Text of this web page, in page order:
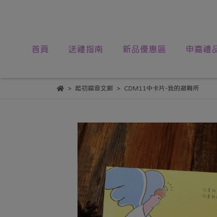
首頁 送禮指南 新品優惠區 申嘉禮
起初福音文創 CDM11中卡片-我的避難所